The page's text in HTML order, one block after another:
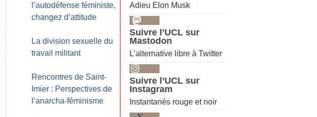
l’autodéfense féministe,
changez d’attitude
La division sexuelle du
travail militant
Rencontres de Saint-
Imier : Perspectives de
l’anarcha-féminisme
Adieu Elon Musk
Suivre l’UCL sur
Mastodon
L’alternative libre à Twitter
Suivre l’UCL sur
Instagram
Instantanés rouge et noir